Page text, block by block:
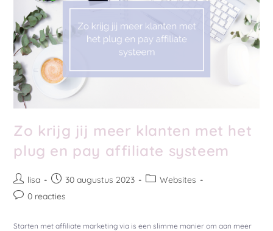
Zo krijg jij meer klanten met het
plug en pay affiliate systeem
lisa 30 augustus 2023
Websites
0 reacties
Starten met affiliate marketing via is een slimme manier om aan meer